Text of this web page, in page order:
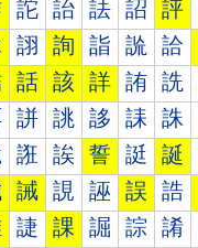
詑 詒 詓 詔 評
詡 詢 詣 詤 詥
話 該 詳 詴 詵
誁 誂 誃 誄 誅
誑 誒 誓 誔 誕
誡 誢 誣 誤 誥
誱 課 誳 誴 誵